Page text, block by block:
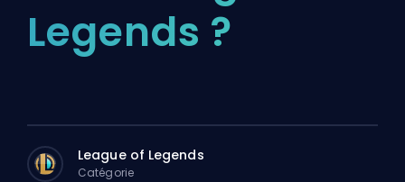
Legends ?
League of Legends
Catégorie